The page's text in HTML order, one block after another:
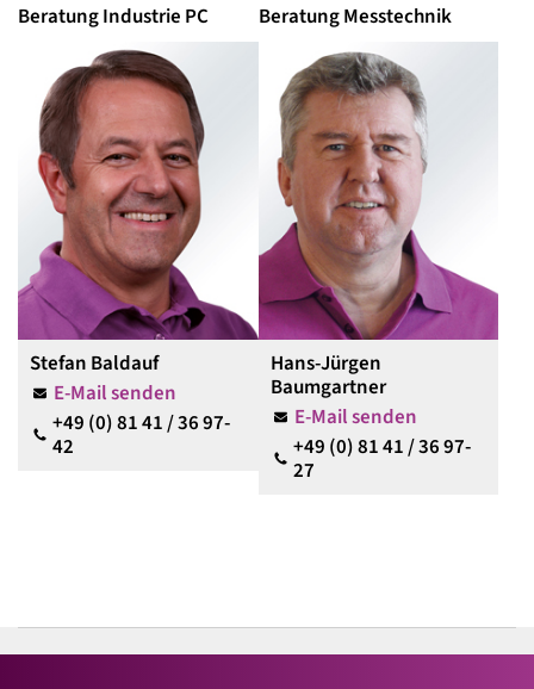
Beratung Industrie PC
Stefan Baldauf
E-Mail senden
+49 (0) 81 41 / 36 97-
42
Beratung Messtechnik
Hans-Jürgen
Baumgartner
E-Mail senden
+49 (0) 81 41 / 36 97-
27